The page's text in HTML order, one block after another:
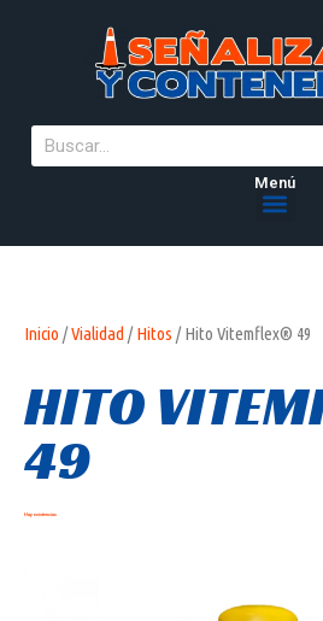
Menú
Inicio /Vialidad /Hitos / Hito Vitemflex® 49
HITO
49
Hay existencias